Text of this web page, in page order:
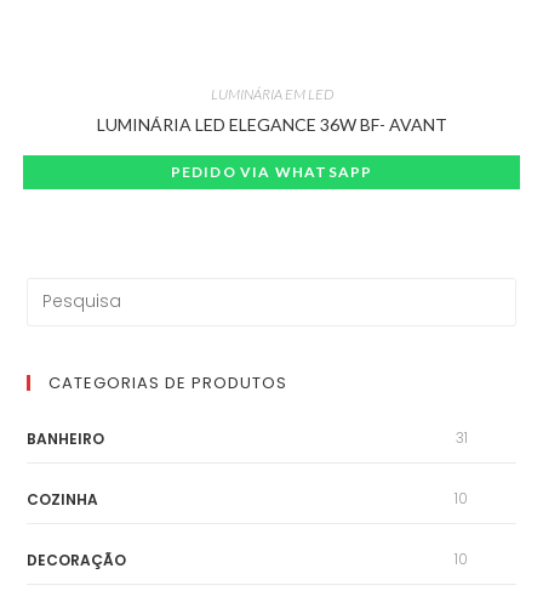
LUMINÁRIA EM LED
LUMINÁRIA LED ELEGANCE 36W BF- AVANT
PEDIDO VIA WHATSAPP
CATEGORIAS DE PRODUTOS
BANHEIRO 31
COZINHA 10
DECORAÇÃO 10